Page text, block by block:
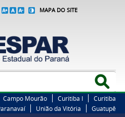
MAPA DO SITE
Campo Mourão Curitiba I
Curitiba
União da Vitória Guatupê